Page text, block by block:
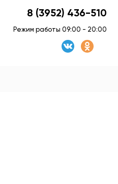
8 (3952) 436-510
Режим работы 09:00 - 20:00